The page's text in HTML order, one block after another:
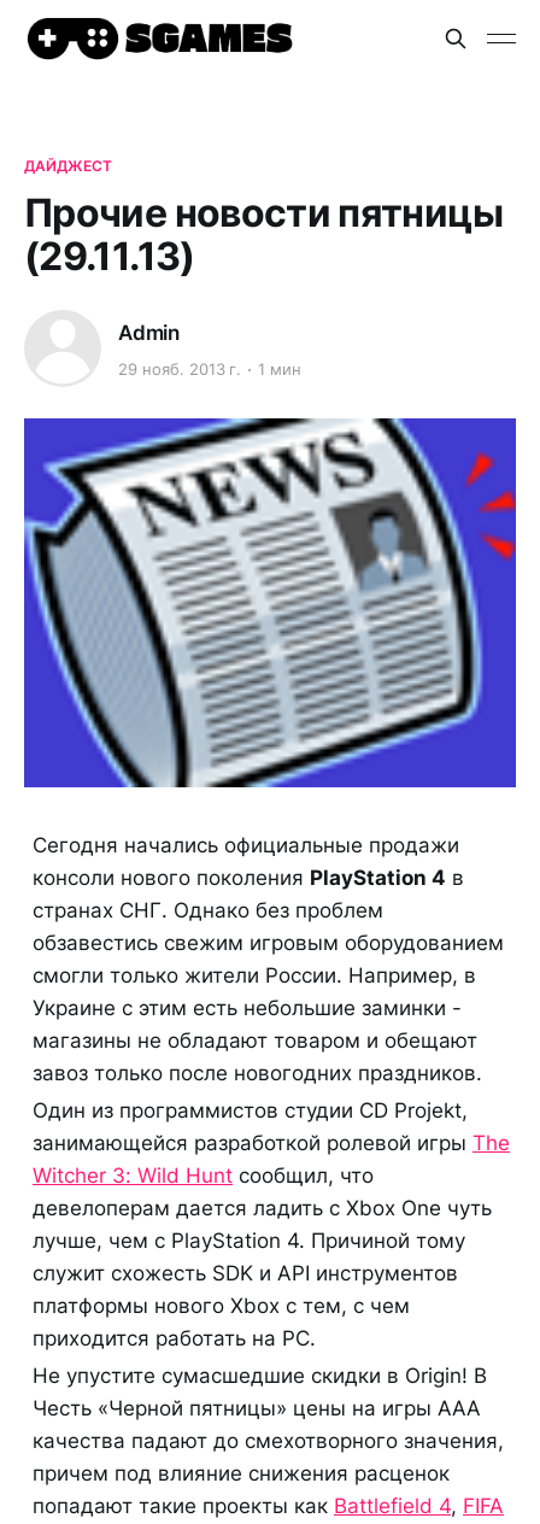
ДАЙДЖЕСТ
Прочие новости пятницы
(29.11.13)
Admin
29 нояб. 2013 г. 1 мин
Сегодня начались официальные продажи
консоли нового поколения PlayStation 4 в
странах СНГ. Однако без проблем
обзавестись свежим игровым оборудованием
смогли только жители России. Например, в
Украине с этим есть небольшие заминки -
магазины не обладают товаром и обещают
завоз только после новогодних праздников.
Один из программистов студии CD Projekt,
занимающейся разработкой ролевой игры The
Witcher 3: Wild Hunt сообщил, что
девелоперам дается ладить с Xbox One чуть
лучше, чем с PlayStation 4. Причиной тому
служит схожесть SDK и API инструментов
платформы нового Xbox с тем, с чем
приходится работать на PC.
Не упустите сумасшедшие скидки в Origin! В
Честь «Черной пятницы» цены на игры AAA
качества падают до смехотворного значения,
причем под влияние снижения расценок
попадают такие проекты как Battlefield 4, FIFA